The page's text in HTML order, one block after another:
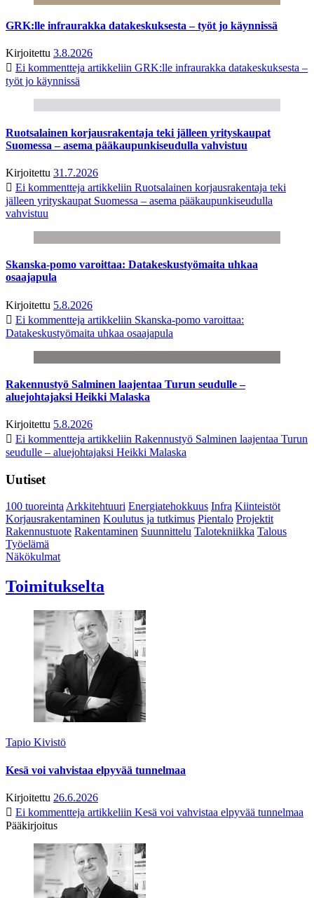
GRK:lle infraurakka datakeskuksesta – työt jo käynnissä
Kirjoitettu 3.8.2026
Ei kommentteja artikkeliin GRK:lle infraurakka datakeskuksesta –
työt jo käynnissä
Ruotsalainen korjausrakentaja teki jälleen yrityskaupat
Suomessa – asema pääkaupunkiseudulla vahvistuu
Kirjoitettu 31.7.2026
Ei kommentteja artikkeliin Ruotsalainen korjausrakentaja teki
jälleen yrityskaupat Suomessa – asema pääkaupunkiseudulla
vahvistuu
Skanska-pomo varoittaa: Datakeskustyömaita uhkaa
osaajapula
Kirjoitettu 5.8.2026
Ei kommentteja artikkeliin Skanska-pomo varoittaa:
Datakeskustyömaita uhkaa osaajapula
Rakennustyö Salminen laajentaa Turun seudulle –
aluejohtajaksi Heikki Malaska
Kirjoitettu 5.8.2026
Ei kommentteja artikkeliin Rakennustyö Salminen laajentaa Turun
seudulle – aluejohtajaksi Heikki Malaska
Uutiset
100 tuoreintaArkkitehtuuri Energiatehokkuus Infra Kiinteistöt
Korjausrakentaminen Koulutus ja tutkimus Pientalo Projektit
Rakennustuote Rakentaminen Suunnittelu Talotekniikka Talous
Työelämä
Näkökulmat
Toimitukselta
Tapio Kivistö
Kesä voi vahvistaa elpyvää tunnelmaa
Kirjoitettu 26.6.2026
Ei kommentteja artikkeliin Kesä voi vahvistaa elpyvää tunnelmaa
Pääkirjoitus